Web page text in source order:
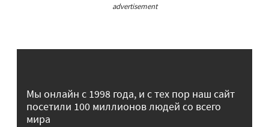
advertisement
Мы онлайн с 1998 года, и с тех пор наш сайт
посетили 100 миллионов людей со всего
мира